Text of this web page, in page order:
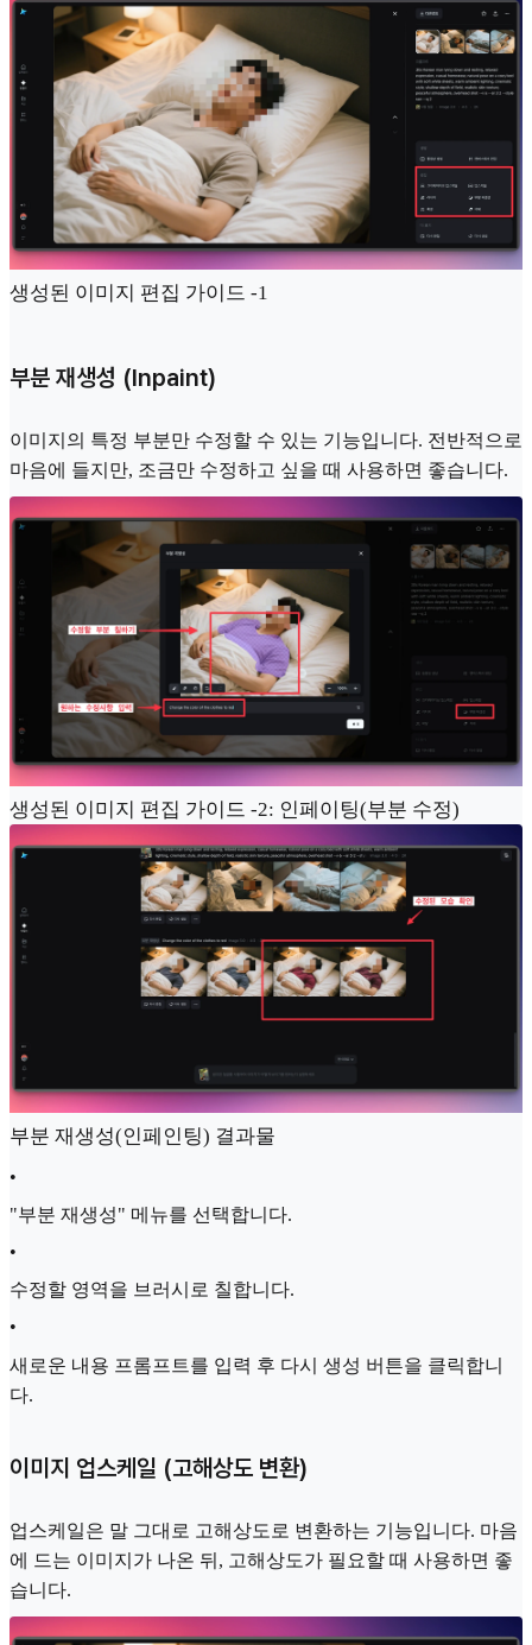
생성된 이미지 편집 가이드 -1
부분 재생성 (Inpaint)
이미지의 특정 부분만 수정할 수 있는 기능입니다. 전반적으로
마음에 들지만, 조금만 수정하고 싶을 때 사용하면 좋습니다.
생성된 이미지 편집 가이드 -2: 인페이팅(부분 수정)
부분 재생성(인페인팅) 결과물
•
"부분 재생성" 메뉴를 선택합니다.
•
수정할 영역을 브러시로 칠합니다.
•
새로운 내용 프롬프트를 입력 후 다시 생성 버튼을 클릭합니
다.
이미지 업스케일 (고해상도 변환)
업스케일은 말 그대로 고해상도로 변환하는 기능입니다. 마음
에 드는 이미지가 나온 뒤, 고해상도가 필요할 때 사용하면 좋
습니다.